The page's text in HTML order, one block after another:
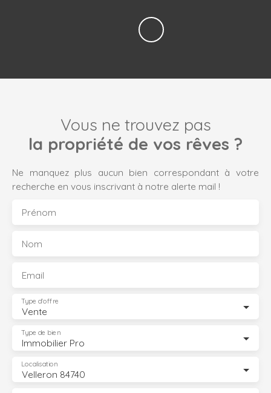
Vous ne trouvez pas
la propriété de vos rêves ?
Ne manquez plus aucun bien correspondant à votre
recherche en vous inscrivant à notre alerte mail !
Prénom
Nom
Email
Vente
Type d'offre
Immobilier Pro
Type de bien
Velleron 84740
Localisation